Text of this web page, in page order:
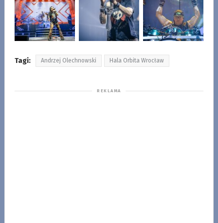
Tagi: Andrzej Olechnowski Hala Orbita Wrocław